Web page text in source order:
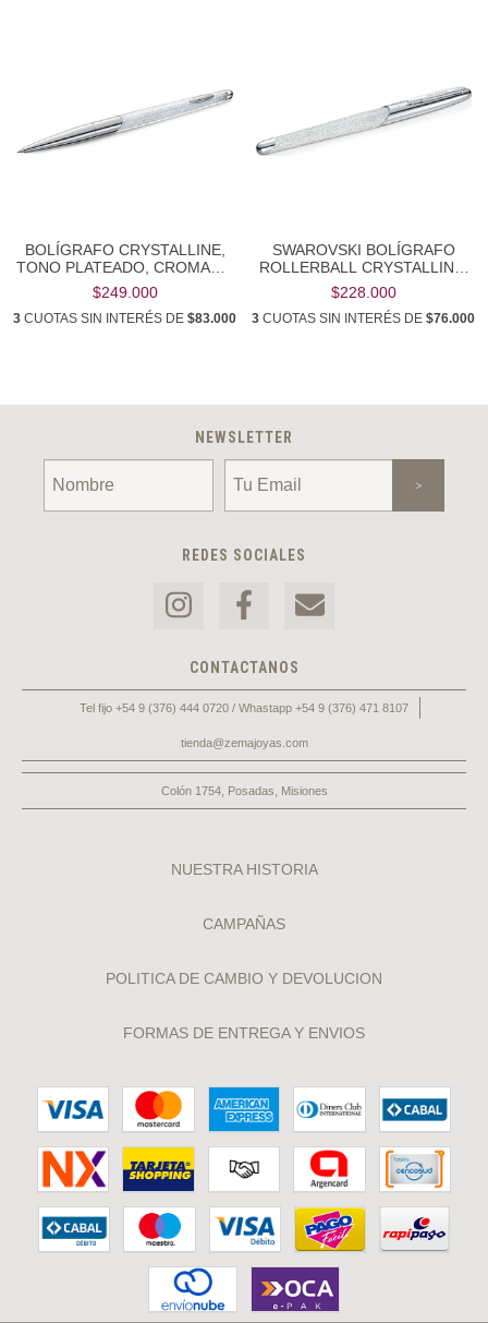
BOLÍGRAFO CRYSTALLINE,
TONO PLATEADO, CROMADO
SWAROVSKI
$249.000
3 CUOTAS SIN INTERÉS DE $83.000
SWAROVSKI BOLÍGRAFO
ROLLERBALL CRYSTALLINE,
TONO PLATEADO, CROMADO
$228.000
3 CUOTAS SIN INTERÉS DE $76.000
NEWSLETTER
REDES SOCIALES
CONTACTANOS
Tel fijo +54 9 (376) 444 0720 / Whastapp +54 9 (376) 471 8107
tienda@zemajoyas.com
Colón 1754, Posadas, Misiones
NUESTRA HISTORIA
CAMPAÑAS
POLITICA DE CAMBIO Y DEVOLUCION
FORMAS DE ENTREGA Y ENVIOS